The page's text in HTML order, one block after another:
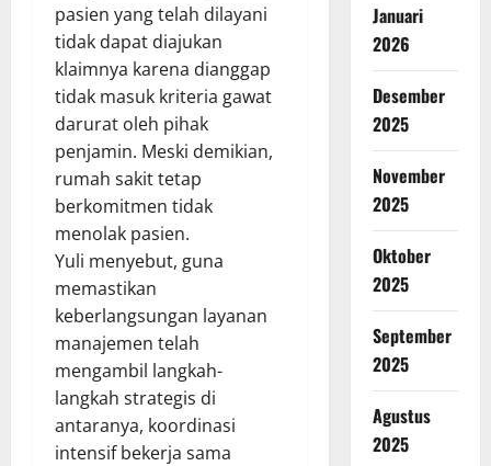
pasien yang telah dilayani
tidak dapat diajukan
klaimnya karena dianggap
tidak masuk kriteria gawat
darurat oleh pihak
penjamin. Meski demikian,
rumah sakit tetap
berkomitmen tidak
menolak pasien.
Yuli menyebut, guna
memastikan
keberlangsungan layanan
manajemen telah
mengambil langkah-
langkah strategis di
antaranya, koordinasi
intensif bekerja sama
Januari
2026
Desember
2025
November
2025
Oktober
2025
September
2025
Agustus
2025